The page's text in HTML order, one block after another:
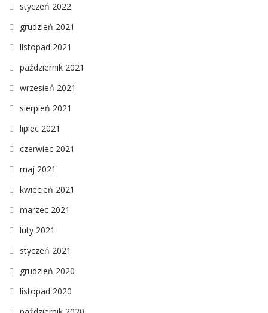
styczeń 2022
grudzień 2021
listopad 2021
październik 2021
wrzesień 2021
sierpień 2021
lipiec 2021
czerwiec 2021
maj 2021
kwiecień 2021
marzec 2021
luty 2021
styczeń 2021
grudzień 2020
listopad 2020